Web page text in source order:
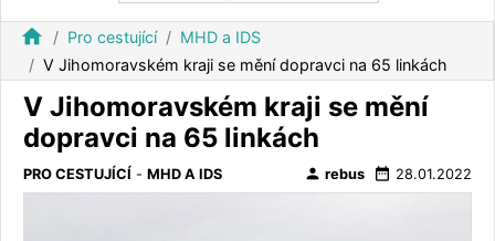
home Pro cestující
MHD a IDS
V Jihomoravském kraji se mění dopravci na 65 linkách
V Jihomoravském kraji se mění
dopravci na 65 linkách
PRO CESTUJÍCÍ - MHD A IDS person rebus date_range 28.01.2022